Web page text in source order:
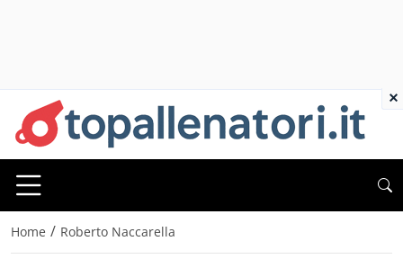
Home / Roberto Naccarella
×